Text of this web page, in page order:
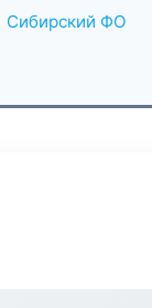
Сибирский ФО